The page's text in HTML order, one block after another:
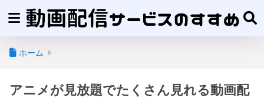
ホーム
アニメが見放題でたくさん見れる動画配